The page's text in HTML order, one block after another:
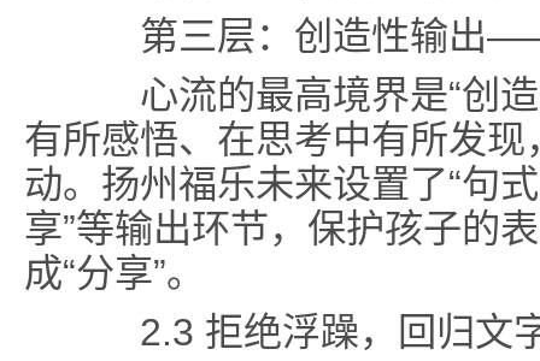
第三层：创造性输出——
心流的最高境界是“创造
有所感悟、在思考中有所发
动。扬州福乐未来设置了“句
享”等输出环节，保护孩子的
成“分享”。
2.3 拒绝浮躁，回归文